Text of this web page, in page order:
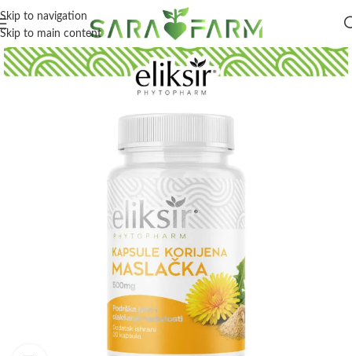
Skip to navigation
Skip to main content